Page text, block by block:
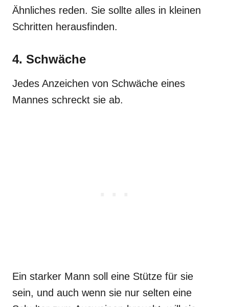
Ähnliches reden. Sie sollte alles in kleinen
Schritten herausfinden.
4. Schwäche
Jedes Anzeichen von Schwäche eines
Mannes schreckt sie ab.
Ein starker Mann soll eine Stütze für sie
sein, und auch wenn sie nur selten eine